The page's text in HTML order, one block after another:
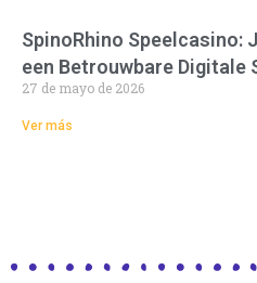
SpinoRhino Speelcasino:
een Betrouwbare Digitale
27 de mayo de 2026
Ver más